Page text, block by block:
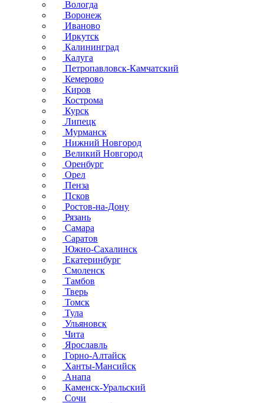
Вологда
Воронеж
Иваново
Иркутск
Калининград
Калуга
Петропавловск-Камчатский
Кемерово
Киров
Кострома
Курск
Липецк
Мурманск
Нижний Новгород
Великий Новгород
Оренбург
Орел
Пенза
Псков
Ростов-на-Дону
Рязань
Самара
Саратов
Южно-Сахалинск
Екатеринбург
Смоленск
Тамбов
Тверь
Томск
Тула
Ульяновск
Чита
Ярославль
Горно-Алтайск
Ханты-Мансийск
Анапа
Каменск-Уральский
Сочи